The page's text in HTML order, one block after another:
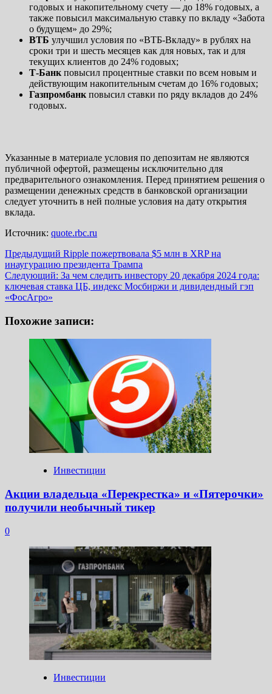
годовых и накопительному счету — до 18% годовых, а
также повысил максимальную ставку по вкладу «Забота
о будущем» до 29%;
ВТБ улучшил условия по «ВТБ-Вкладу» в рублях на
сроки три и шесть месяцев как для новых, так и для
текущих клиентов до 24% годовых;
Т-Банк повысил процентные ставки по всем новым и
действующим накопительным счетам до 16% годовых;
Газпромбанк повысил ставки по ряду вкладов до 24%
годовых.
Указанные в материале условия по депозитам не являются
публичной офертой, размещены исключительно для
предварительного ознакомления. Перед принятием решения о
размещении денежных средств в банковской организации
следует уточнить в ней полные условия на дату открытия
вклада.
Источник: quote.rbc.ru
Навигация
записи
Предыдущий Ripple пожертвовала $5 млн в XRP на
инаугурацию президента Трампа
Следующий: За чем следить инвестору 20 декабря 2024 года:
ключевая ставка ЦБ, индекс Мосбиржи и дивидендный гэп
«ФосАгро»
Похожие записи:
Инвестиции
Акции владельца «Перекрестка» и «Пятерочки»
получили необычный тикер
0
Инвестиции